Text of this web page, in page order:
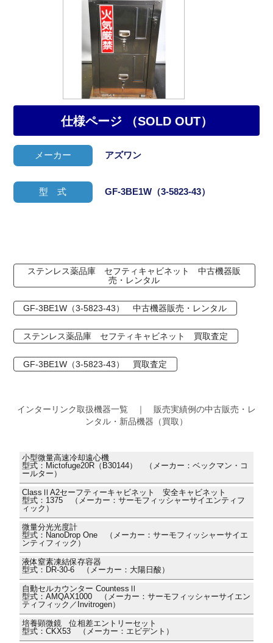
メーカー アズワン
仕様ページ （SOLD OUT）
型 式 GF-3BE1W（3-5823-43）
ステンレス薬品庫 セフティキャビネット 中古機器販
売・レンタル
GF-3BE1W（3-5823-43） 中古機器販売・レンタル
ステンレス薬品庫 セフティキャビネット 買取査定
GF-3BE1W（3-5823-43） 買取査定
インターリンク取扱機器一覧 ｜ 販売実績例の中古販売・レ
ンタル・新品機器（買取）
小型微量高速冷却遠心機
型式：Mictofuge20R（B30144） （メーカー：ベックマン・コ
ールター）
ClassⅡA2セーフティーキャビネット 安全キャビネット
型式：1375 （メーカー：サーモフィッシャーサイエンティフ
ィック）
微量分光光度計
型式：NanoDrop One （メーカー：サーモフィッシャーサイエ
ンティフィック）
液体窒素凍結保存容器
型式：DR-30-6 （メーカー：大陽日酸）
自動セルカウンター CountessⅡ
型式：AMQAX1000 （メーカー：サーモフィッシャーサイエン
ティフィック／Invitrogen）
培養顕微鏡 位相差エントリーセット
型式：CKX53 （メーカー：エビデント）